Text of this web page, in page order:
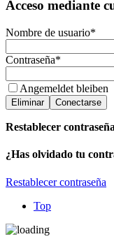
Acceso mediante
Nombre de usuario*
Contraseña*
Angemeldet bleiben
Eliminar Conectarse
Restablecer
¿Has olvidado tu
Restablecer contraseña
Top